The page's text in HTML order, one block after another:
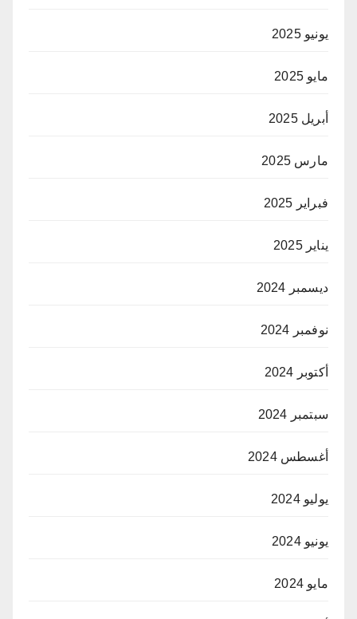
يونيو 2025
مايو 2025
أبريل 2025
مارس 2025
فبراير 2025
يناير 2025
ديسمبر 2024
نوفمبر 2024
أكتوبر 2024
سبتمبر 2024
أغسطس 2024
يوليو 2024
يونيو 2024
مايو 2024